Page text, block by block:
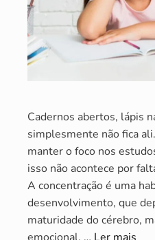
Cadernos abertos, lápis
simplesmente não fica
manter o foco nos
isso não acontece por
A concentração é uma
desenvolvimento, que
maturidade do cérebro,
emocional, … Ler mais